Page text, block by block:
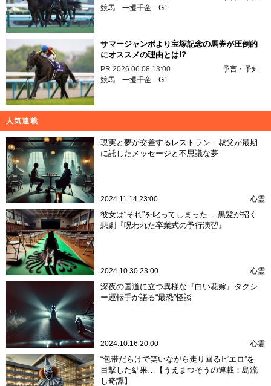
競馬 一攫千金 G1
サマージャンボより宝塚記念の馬券が圧倒的
にオススメの理由とは!?
PR 2026.06.08 13:00
予言・予知
競馬 一攫千金 G1
人気連載
現実と夢が交差するレストラン…叔父が最期
に託したメッセージと不思議な夢
2024.11.14 23:00 心霊
彼女は“それ”を叱ってしまった… 黒髪が招く
悲劇『呪われた卒業式の予行演習』
2024.10.30 23:00 心霊
深夜の国道に立つ異様な『白い花嫁』タクシ
ー運転手が語る“最恐”怪談
2024.10.16 20:00 心霊
“包帯だらけで笑いながら走り回るピエロ”を
目撃した結果…【うえまつそうの連載：島流
し奇譚】